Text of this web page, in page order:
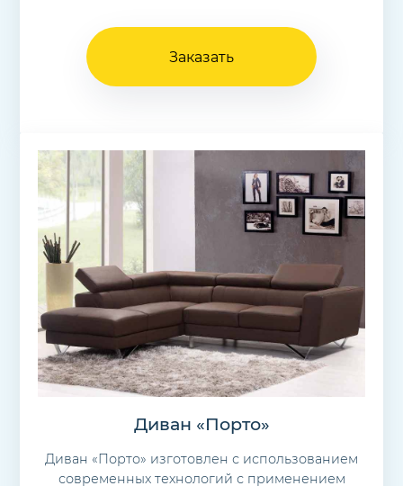
Заказать
Диван «Порто»
Диван «Порто» изготовлен с использованием
современных технологий с применением